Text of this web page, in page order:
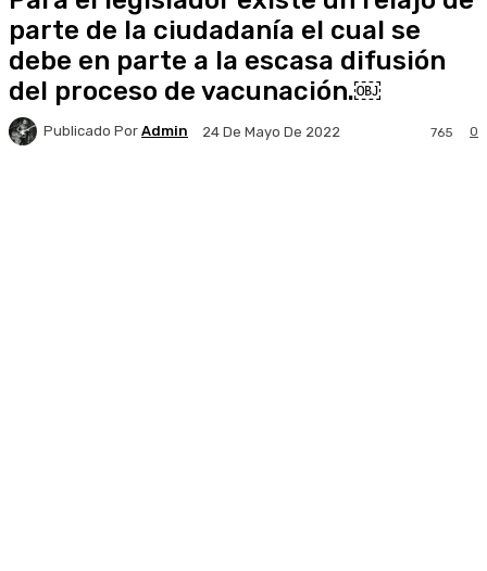
parte de la ciudadanía el cual se
debe en parte a la escasa difusión
del proceso de vacunación.￼
Publicado Por Admin 24 De Mayo De 2022 0
765